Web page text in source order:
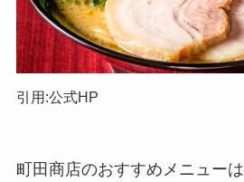
引用:公式HP
町田商店のおすすめメニューは